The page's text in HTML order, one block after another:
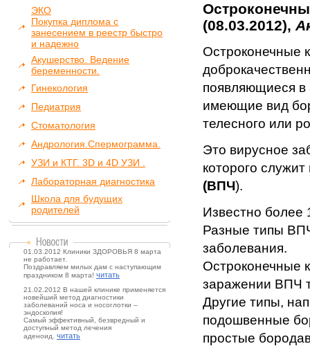
ЭКО
Покупка диплома с
занесением в реестр быстро
и надежно
Акушерство. Ведение
беременности.
Гинекология
Педиатрия
Стоматология
Андрология.Спермограмма.
УЗИ и КТГ. 3D и 4D УЗИ .
Лабораторная диагностика
Школа для будущих
родителей
01.03.2012 Клиники ЗДОРОВЬЯ 8 марта
не работает.
Поздравляем милых дам с наступающим
праздником 8 марта! читать
21.02.2012 В нашей клинике применяется
новейший метод диагностики
заболеваний носа и носоглотки –
эндоскопия!
Самый эффективный, безвредный и
доступный метод лечения
аденоид. читать
(08.03.2012),
Остроконечные
появляющиеся в
имеющие вид
телесного или
Это вирусное
которого служит
(ВПЧ).
Известно более
Разные типы
заболевания.
Остроконечные
заражении ВПЧ
Другие типы,
подошвенные
простые